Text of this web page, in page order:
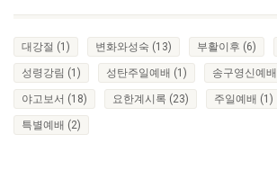
대강절 (1) 변화와성숙 (13) 부활이후 (6)
성령강림 (1) 성탄주일예배 (1) 송구영신예배
야고보서 (18) 요한계시록 (23) 주일예배 (1)
특별예배 (2)